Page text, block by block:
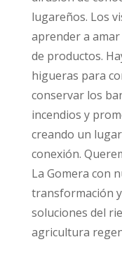
lugareños. Los
aprender a
de productos.
higueras para
conservar los
incendios y
creando un
conexión.
La Gomera con
transformación
soluciones del
agricultura